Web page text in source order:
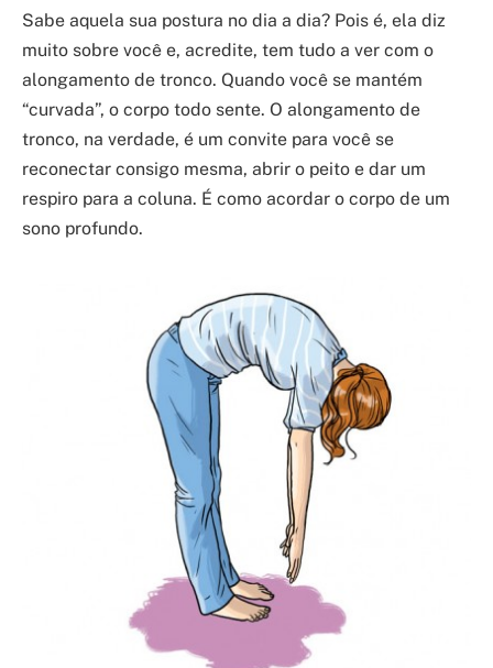
Sabe aquela sua postura no dia a dia? Pois é, ela diz
muito sobre você e, acredite, tem tudo a ver com o
alongamento de tronco. Quando você se mantém
“curvada”, o corpo todo sente. O alongamento de
tronco, na verdade, é um convite para você se
reconectar consigo mesma, abrir o peito e dar um
respiro para a coluna. É como acordar o corpo de um
sono profundo.